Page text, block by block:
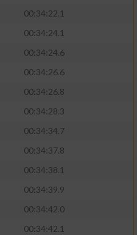
00:34:22.1
00:34:24.1
00:34:24.6
00:34:26.6
00:34:26.8
00:34:28.3
00:34:34.7
00:34:37.8
00:34:38.1
00:34:39.9
00:34:42.0
00:34:42.1